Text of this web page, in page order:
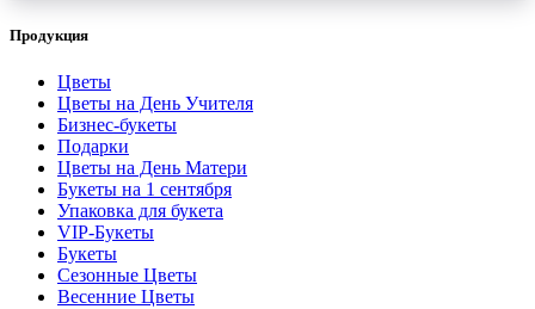
Продукция
Цветы
Цветы на День Учителя
Бизнес-букеты
Подарки
Цветы на День Матери
Букеты на 1 сентября
Упаковка для букета
VIP-Букеты
Букеты
Сезонные Цветы
Весенние Цветы